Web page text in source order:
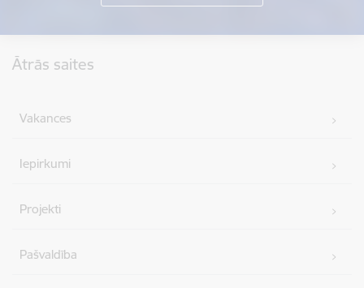
Ātrās saites
Vakances
Iepirkumi
Projekti
Pašvaldība